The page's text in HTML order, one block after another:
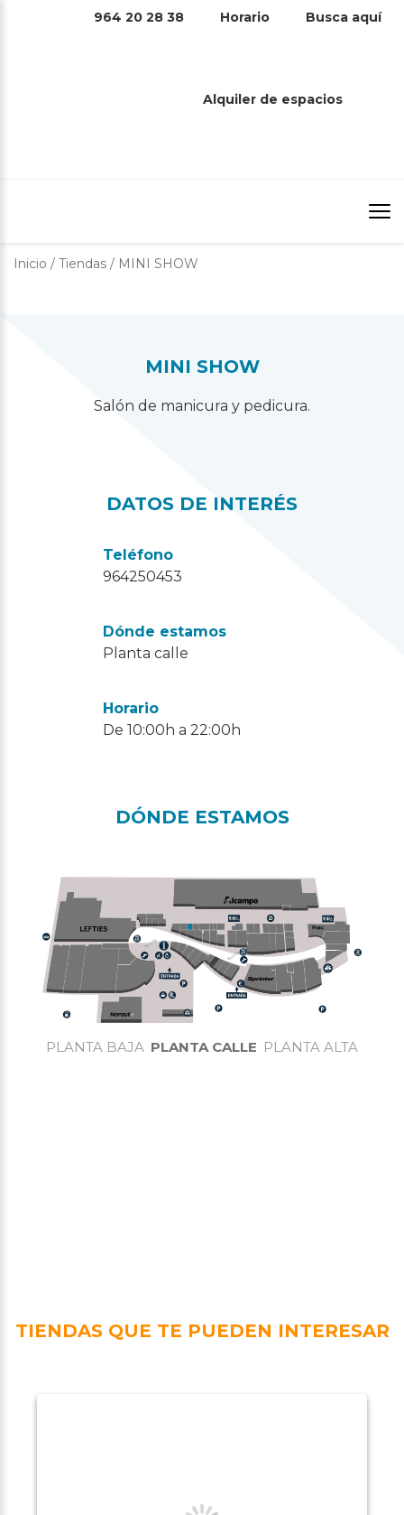
964 20 28 38 Horario Busca aquí
Alquiler de espacios
Inicio / Tiendas / MINI SHOW
MINI SHOW
Salón de manicura y pedicura.
DATOS DE INTERÉS
Teléfono
964250453
Dónde estamos
Planta calle
Horario
De 10:00h a 22:00h
DÓNDE ESTAMOS
PLANTA BAJA PLANTA CALLE PLANTA ALTA
TIENDAS QUE TE PUEDEN INTERESAR